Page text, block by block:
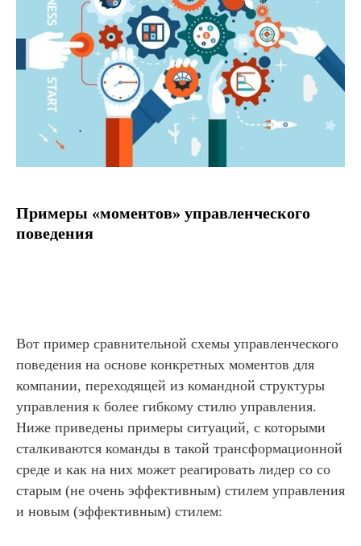
Примеры «моментов» управленческого
поведения
Вот пример сравнительной схемы управленческого
поведения на основе конкретных моментов для
компании, переходящей из командной структуры
управления к более гибкому стилю управления.
Ниже приведены примеры ситуаций, с которыми
сталкиваются команды в такой трансформационной
среде и как на них может реагировать лидер со со
старым (не очень эффективным) стилем управления
и новым (эффективным) стилем: